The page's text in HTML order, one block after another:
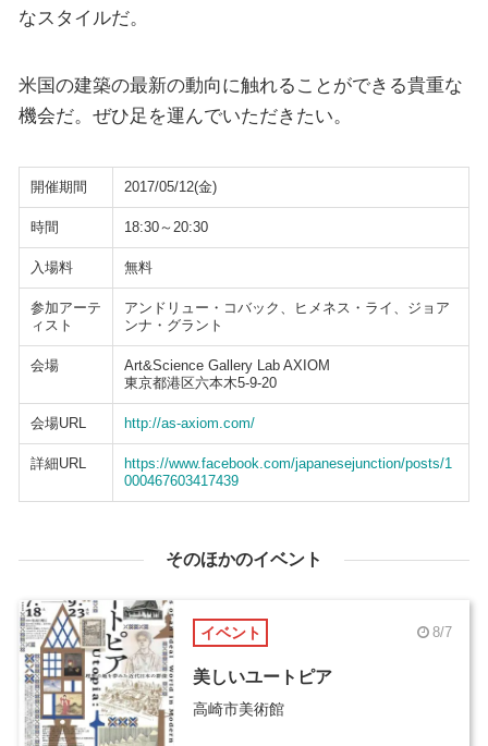
なスタイルだ。
米国の建築の最新の動向に触れることができる貴重な
機会だ。ぜひ足を運んでいただきたい。
開催期間 2017/05/12(金)
時間 18:30～20:30
入場料 無料
参加アーテ
ィスト
アンドリュー・コバック、ヒメネス・ライ、ジョア
ンナ・グラント
会場
Art&Science Gallery Lab AXIOM
東京都港区六本木5-9-20
会場URL http://as-axiom.com/
詳細URL
https://www.facebook.com/japanesejunction/posts/1
000467603417439
そのほかのイベント
イベント 8/7
美しいユートピア
高崎市美術館